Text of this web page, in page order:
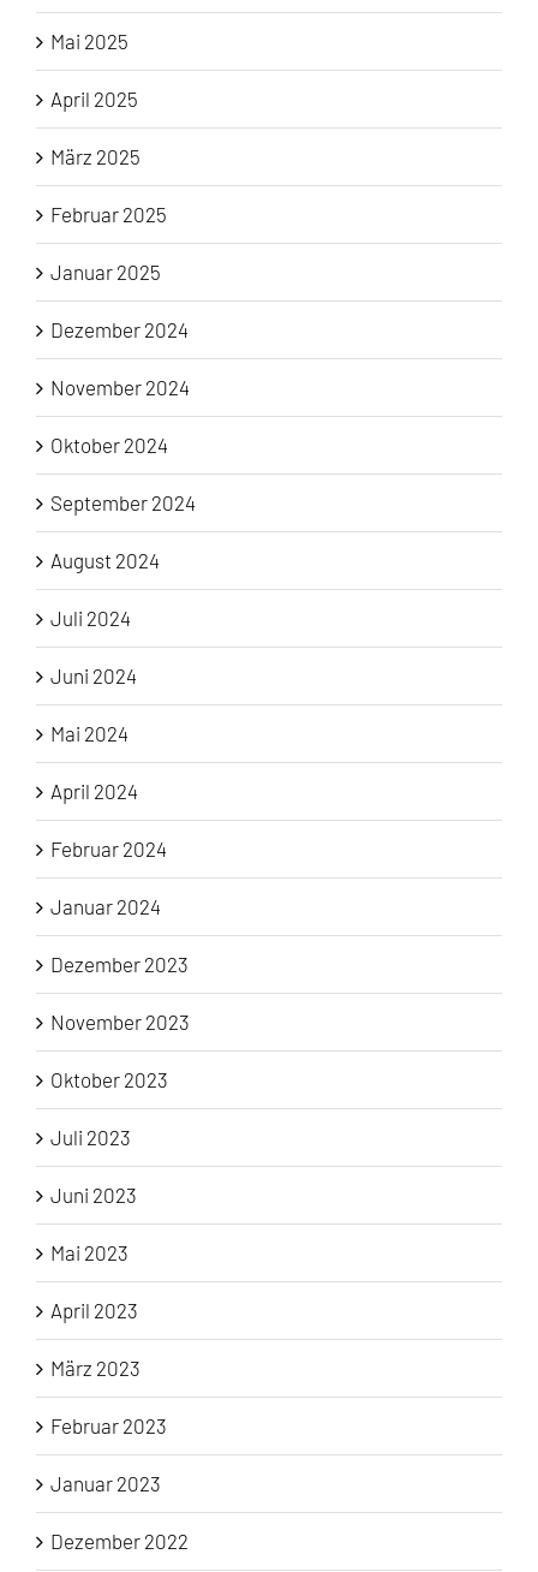
Mai 2025
April 2025
März 2025
Februar 2025
Januar 2025
Dezember 2024
November 2024
Oktober 2024
September 2024
August 2024
Juli 2024
Juni 2024
Mai 2024
April 2024
Februar 2024
Januar 2024
Dezember 2023
November 2023
Oktober 2023
Juli 2023
Juni 2023
Mai 2023
April 2023
März 2023
Februar 2023
Januar 2023
Dezember 2022